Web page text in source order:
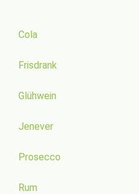
Cola
Frisdrank
Glühwein
Jenever
Prosecco
Rum